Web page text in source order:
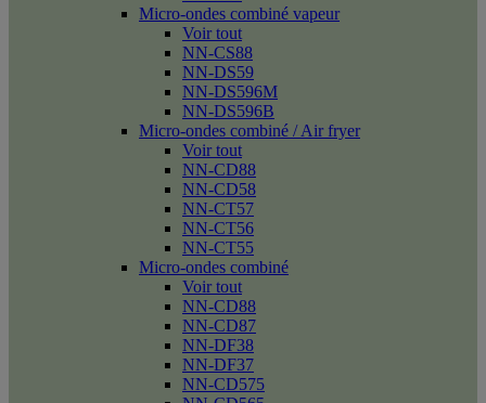
Micro-ondes combiné vapeur
Voir tout
NN-CS88
NN-DS59
NN-DS596M
NN-DS596B
Micro-ondes combiné / Air fryer
Voir tout
NN-CD88
NN-CD58
NN-CT57
NN-CT56
NN-CT55
Micro-ondes combiné
Voir tout
NN-CD88
NN-CD87
NN-DF38
NN-DF37
NN-CD575